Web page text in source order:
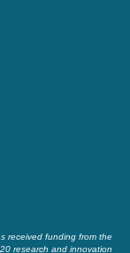
received funding from the
research and innovation